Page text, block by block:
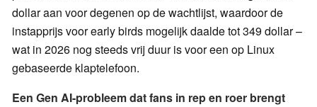
dollar aan voor degenen op de wachtlijst, waardoor de
instapprijs voor early birds mogelijk daalde tot 349 dollar –
wat in 2026 nog steeds vrij duur is voor een op Linux
gebaseerde klaptelefoon.
Een Gen AI-probleem dat fans in rep en roer brengt